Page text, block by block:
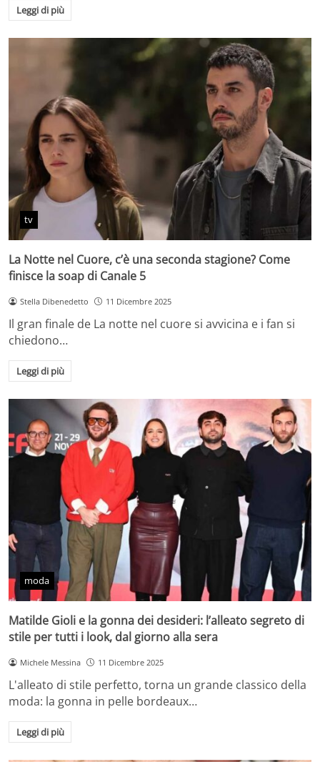
Leggi di più
tv
La Notte nel Cuore, c’è una seconda stagione? Come
finisce la soap di Canale 5
Stella Dibenedetto 11 Dicembre 2025
Il gran finale de La notte nel cuore si avvicina e i fan si
chiedono…
Leggi di più
moda
Matilde Gioli e la gonna dei desideri: l’alleato segreto di
stile per tutti i look, dal giorno alla sera
Michele Messina 11 Dicembre 2025
L'alleato di stile perfetto, torna un grande classico della
moda: la gonna in pelle bordeaux…
Leggi di più